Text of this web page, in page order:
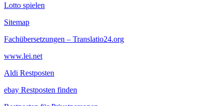
Lotto spielen
Sitemap
Fachübersetzungen – Translatio24.org
www.lei.net
Aldi Restposten
ebay Restposten finden